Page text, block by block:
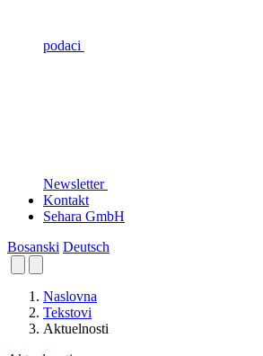
podaci
Newsletter
Kontakt
Sehara GmbH
Bosanski Deutsch
Naslovna
Tekstovi
Aktuelnosti